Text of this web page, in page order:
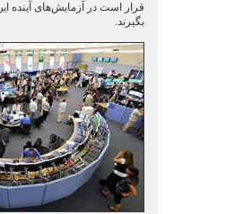
قرار است در آزمایش‌های آینده
بگیرند.